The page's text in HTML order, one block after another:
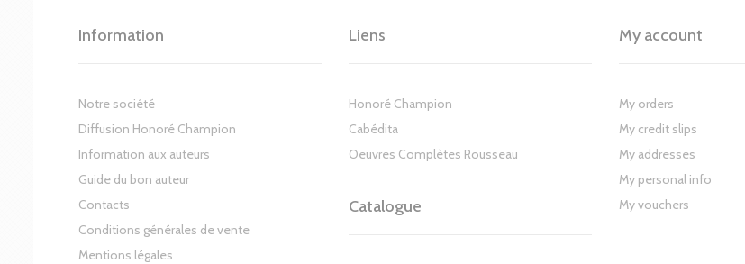
Information
Notre société
Diffusion Honoré Champion
Information aux auteurs
Guide du bon auteur
Contacts
Conditions générales de vente
Mentions légales
Liens
Honoré Champion
Cabédita
Oeuvres Complètes Rousseau
Catalogue
My account
My orders
My credit slips
My addresses
My personal info
My vouchers